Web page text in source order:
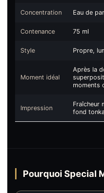
Concentration Eau de
Contenance 75 ml
Style Propre,
Moment idéal
Après la
moments
Impression
Fraîcheur
fond
Pourquoi Special